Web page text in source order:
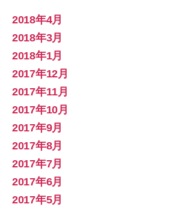
2018年4月
2018年3月
2018年1月
2017年12月
2017年11月
2017年10月
2017年9月
2017年8月
2017年7月
2017年6月
2017年5月